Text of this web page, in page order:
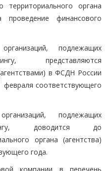
территориального органа
проведение финансового
подлежащих
представляются
в ФСДН России
февраля соответствующего
подлежащих
доводится до
органа (агентства)
года.